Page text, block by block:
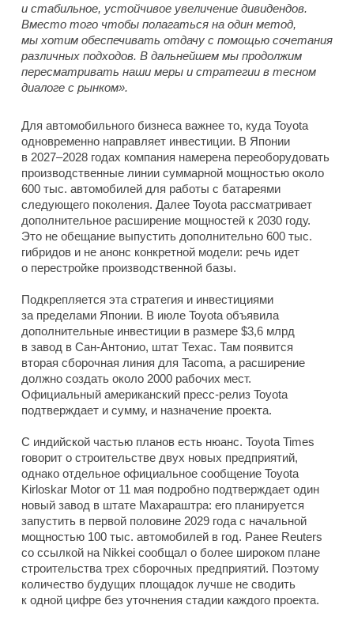
и стабильное, устойчивое увеличение дивидендов.
Вместо того чтобы полагаться на один метод,
мы хотим обеспечивать отдачу с помощью сочетания
различных подходов. В дальнейшем мы продолжим
пересматривать наши меры и стратегии в тесном
диалоге с рынком».
Для автомобильного бизнеса важнее то, куда Toyota
одновременно направляет инвестиции. В Японии
в 2027–2028 годах компания намерена переоборудовать
производственные линии суммарной мощностью около
600 тыс. автомобилей для работы с батареями
следующего поколения. Далее Toyota рассматривает
дополнительное расширение мощностей к 2030 году.
Это не обещание выпустить дополнительно 600 тыс.
гибридов и не анонс конкретной модели: речь идет
о перестройке производственной базы.
Подкрепляется эта стратегия и инвестициями
за пределами Японии. В июле Toyota объявила
дополнительные инвестиции в размере $3,6 млрд
в завод в Сан-Антонио, штат Техас. Там появится
вторая сборочная линия для Tacoma, а расширение
должно создать около 2000 рабочих мест.
Официальный американский пресс-релиз Toyota
подтверждает и сумму, и назначение проекта.
С индийской частью планов есть нюанс. Toyota Times
говорит о строительстве двух новых предприятий,
однако отдельное официальное сообщение Toyota
Kirloskar Motor от 11 мая подробно подтверждает один
новый завод в штате Махараштра: его планируется
запустить в первой половине 2029 года с начальной
мощностью 100 тыс. автомобилей в год. Ранее Reuters
со ссылкой на Nikkei сообщал о более широком плане
строительства трех сборочных предприятий. Поэтому
количество будущих площадок лучше не сводить
к одной цифре без уточнения стадии каждого проекта.